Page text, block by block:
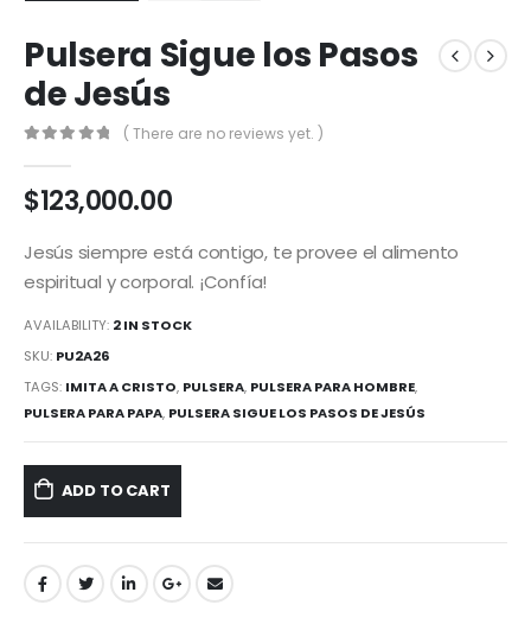
Pulsera Sigue los Pasos
de Jesús
( There are no reviews yet. )
$123,000.00
Jesús siempre está contigo, te provee el alimento
espiritual y corporal. ¡Confía!
AVAILABILITY: 2 IN STOCK
SKU: PU2A26
TAGS: IMITA A CRISTO, PULSERA, PULSERA PARA HOMBRE,
PULSERA PARA PAPA, PULSERA SIGUE LOS PASOS DE JESÚS
ADD TO CART